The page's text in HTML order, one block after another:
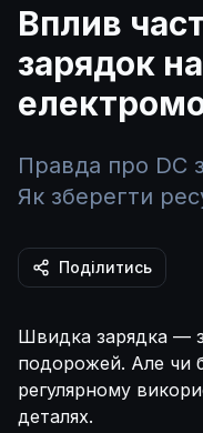
Вплив
зарядок
Правда про DC
Як зберегти
Поділитись
Швидка зарядка —
подорожей. Але чи
регулярному
деталях.